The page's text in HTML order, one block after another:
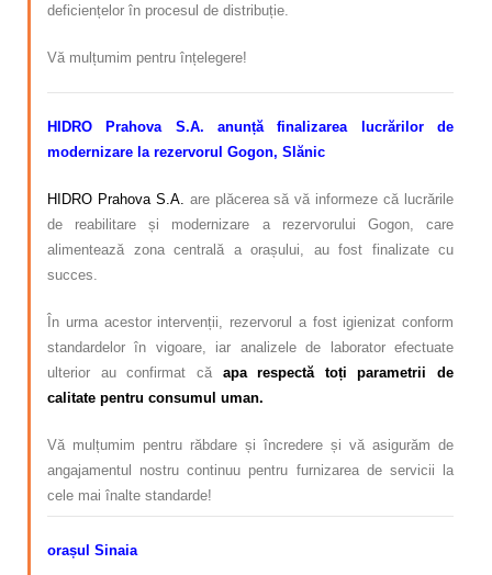
deficiențelor în procesul de distribuție.
Vă mulțumim pentru înțelegere!
HIDRO Prahova S.A. anunță finalizarea lucrărilor de
modernizare la rezervorul Gogon, Slănic
HIDRO Prahova S.A. are plăcerea să vă informeze că lucrările
de reabilitare și modernizare a rezervorului Gogon, care
alimentează zona centrală a orașului, au fost finalizate cu
succes.
În urma acestor intervenții, rezervorul a fost igienizat conform
standardelor în vigoare, iar analizele de laborator efectuate
ulterior au confirmat că apa respectă toți parametrii de
calitate pentru consumul uman.
Vă mulțumim pentru răbdare și încredere și vă asigurăm de
angajamentul nostru continuu pentru furnizarea de servicii la
cele mai înalte standarde!
orașul Sinaia